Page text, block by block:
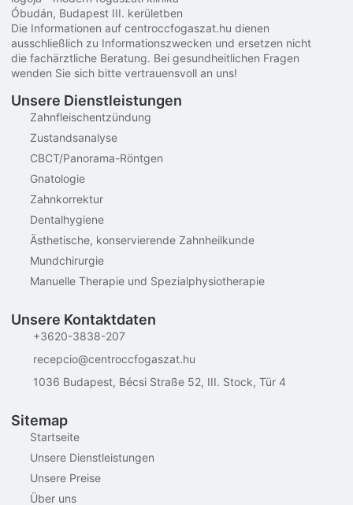
Die Informationen auf centroccfogaszat.hu dienen
ausschließlich zu Informationszwecken und ersetzen nicht
die fachärztliche Beratung. Bei gesundheitlichen Fragen
wenden Sie sich bitte vertrauensvoll an uns!
Unsere Dienstleistungen
Zahnfleischentzündung
Zustandsanalyse
CBCT/Panorama-Röntgen
Gnatologie
Zahnkorrektur
Dentalhygiene
Ästhetische, konservierende Zahnheilkunde
Mundchirurgie
Manuelle Therapie und Spezialphysiotherapie
Unsere Kontaktdaten
+3620-3838-207
recepcio@centroccfogaszat.hu
1036 Budapest, Bécsi Straße 52, III. Stock, Tür 4
Sitemap
Startseite
Unsere Dienstleistungen
Unsere Preise
Über uns